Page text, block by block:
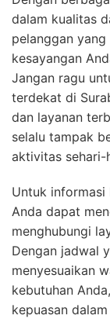
dalam kualitas
pelanggan
kesayangan
Jangan ragu
terdekat di
dan layanan
selalu tampak
aktivitas sehari-
Untuk informasi
Anda dapat
menghubungi
Dengan jadwal
menyesuaikan
kebutuhan
kepuasan